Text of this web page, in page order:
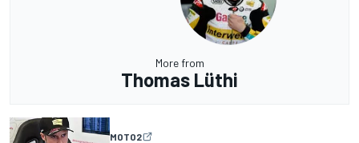
More from
Thomas Lüthi
MOTO2